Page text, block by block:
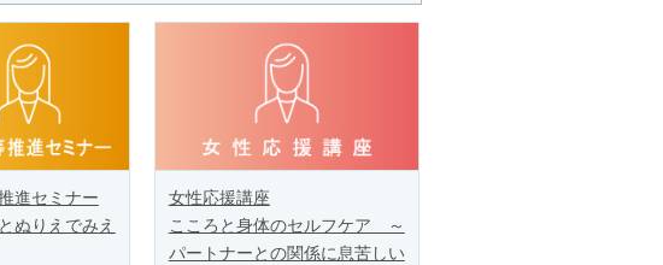
進セミナー
ぬりえでみえ
女性応援講座
こころと身体のセルフケア ～
パートナーとの関係に息苦しい